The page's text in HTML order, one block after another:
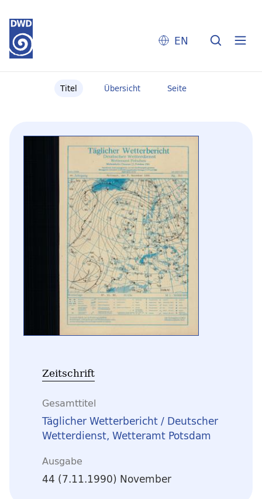
EN
Titel Übersicht Seite
Zeitschrift
Gesamttitel
Täglicher Wetterbericht / Deutscher
Wetterdienst, Wetteramt Potsdam
Ausgabe
44 (7.11.1990) November